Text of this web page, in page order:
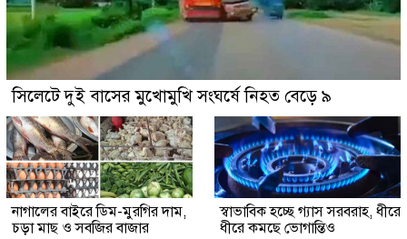
সিলেটে দুই বাসের মুখোমুখি সংঘর্ষে নিহত বেড়ে ৯
নাগালের বাইরে ডিম-মুরগির দাম,
চড়া মাছ ও সবজির বাজার
স্বাভাবিক হচ্ছে গ্যাস সরবরাহ, ধীরে
ধীরে কমছে ভোগান্তিও